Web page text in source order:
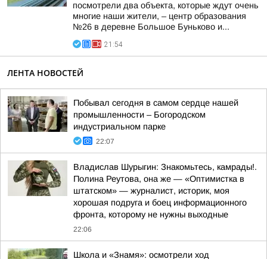
посмотрели два объекта, которые ждут очень
многие наши жители, – центр образования
№26 в деревне Большое Буньково и...
21:54
ЛЕНТА НОВОСТЕЙ
Побывал сегодня в самом сердце нашей
промышленности – Богородском
индустриальном парке
22:07
Владислав Шурыгин: Знакомьтесь, камрады!.
Полина Реутова, она же — «Оптимистка в
штатском» — журналист, историк, моя
хорошая подруга и боец информационного
фронта, которому не нужны выходные
22:06
Школа и «Знамя»: осмотрели ход